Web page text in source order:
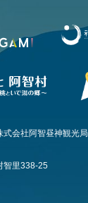
会社阿智昼神観光局
智里338-25